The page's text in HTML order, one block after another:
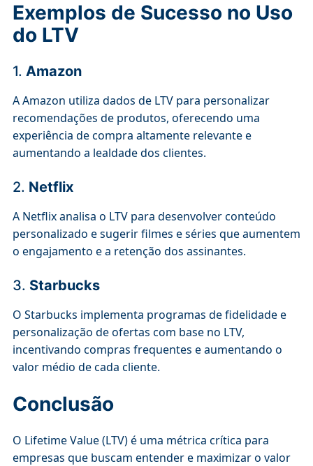
Exemplos de Sucesso no Uso
do LTV
1. Amazon
A Amazon utiliza dados de LTV para personalizar
recomendações de produtos, oferecendo uma
experiência de compra altamente relevante e
aumentando a lealdade dos clientes.
2. Netflix
A Netflix analisa o LTV para desenvolver conteúdo
personalizado e sugerir filmes e séries que aumentem
o engajamento e a retenção dos assinantes.
3. Starbucks
O Starbucks implementa programas de fidelidade e
personalização de ofertas com base no LTV,
incentivando compras frequentes e aumentando o
valor médio de cada cliente.
Conclusão
O Lifetime Value (LTV) é uma métrica crítica para
empresas que buscam entender e maximizar o valor